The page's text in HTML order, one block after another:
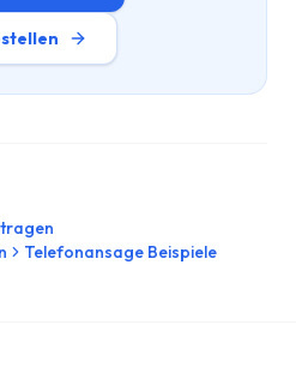
Telefonansage Beispiele